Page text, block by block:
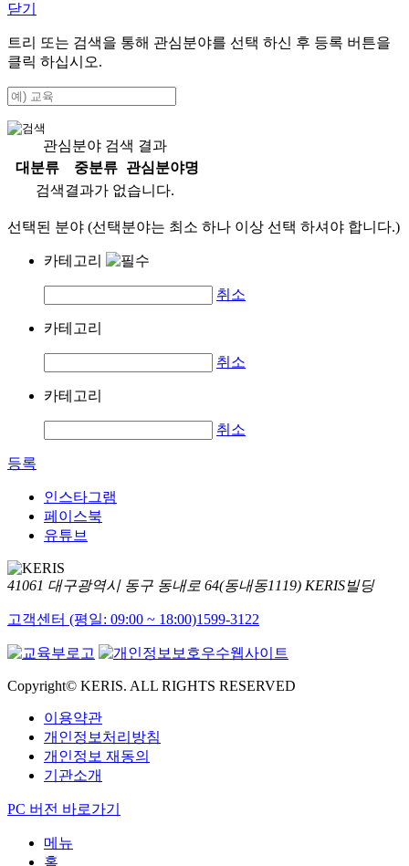
닫기
트리 또는 검색을 통해 관심분야를 선택 하신 후 등록 버튼을
클릭 하십시오.
관심분야 검색 결과
대분류
중분류
관심분야명
검색결과가 없습니다.
선택된 분야 (선택분야는 최소 하나 이상 선택 하셔야 합니다.)
카테고리
취소
카테고리
취소
카테고리
취소
등록
인스타그램
페이스북
유튜브
41061 대구광역시 동구 동내로 64(동내동1119) KERIS빌딩
고객센터 (평일: 09:00 ~ 18:00)1599-3122
Copyright© KERIS. ALL RIGHTS RESERVED
이용약관
개인정보처리방침
개인정보 재동의
기관소개
PC 버전 바로가기
메뉴
홈